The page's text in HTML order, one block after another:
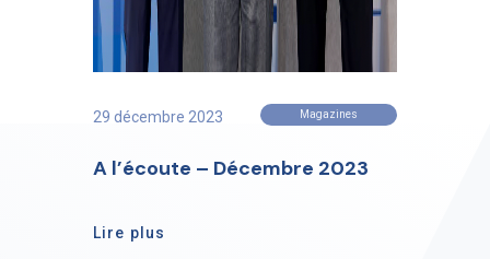
29 décembre 2023 Magazines
A l’écoute – Décembre 2023
Lire plus